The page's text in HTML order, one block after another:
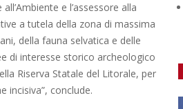
e l’assessore alla
a tutela della zona di massima
della fauna selvatica e delle
di interesse storico archeologico
Riserva Statale del Litorale, per
incisiva”, conclude.